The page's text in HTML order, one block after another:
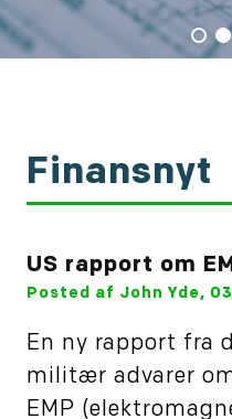
Finansnyt
US rapport om
Posted af John Yde,
En ny rapport fra
militær advarer
EMP